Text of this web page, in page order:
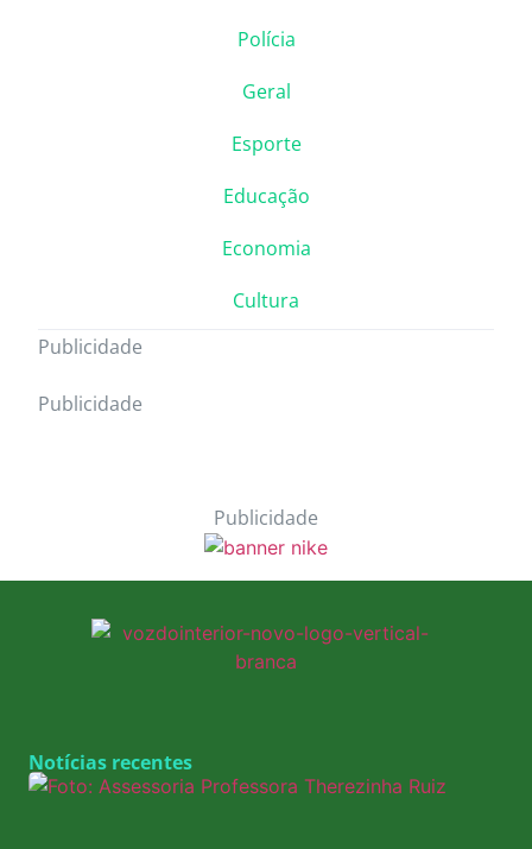
Polícia
Geral
Esporte
Educação
Economia
Cultura
Publicidade
Publicidade
Publicidade
Notícias recentes